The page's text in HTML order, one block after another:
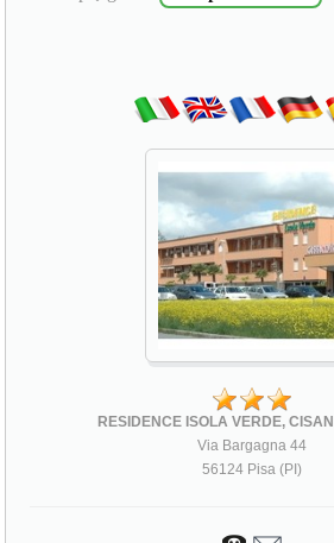
RESIDENCE ISOLA VERDE,
Via Bargagna 44
56124 Pisa (PI)